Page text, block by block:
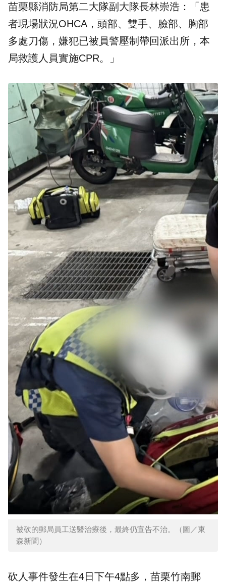
苗栗縣消防局第二大隊副大隊長林崇浩：「患
者現場狀況OHCA，頭部、雙手、臉部、胸部
多處刀傷，嫌犯已被員警壓制帶回派出所，本
局救護人員實施CPR。」
被砍的郵局員工送醫治療後，最終仍宣告不治。（圖／東
森新聞）
砍人事件發生在4日下午4點多，苗栗竹南郵